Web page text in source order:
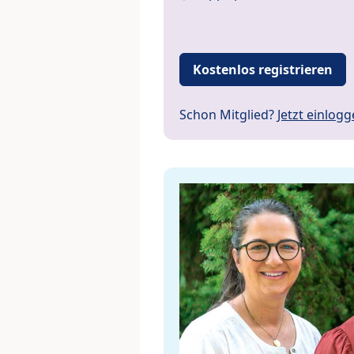
Kostenlos registrieren
Schon Mitglied? Jetzt